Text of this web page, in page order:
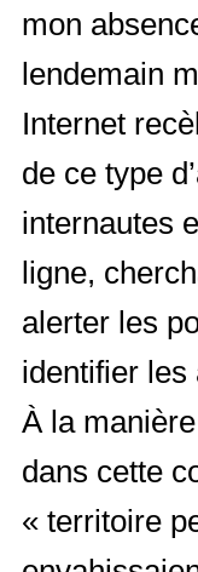
mon
lendemain
Internet
de ce type
internautes
ligne,
alerter les
identifier les
À la
dans cette
« territoire